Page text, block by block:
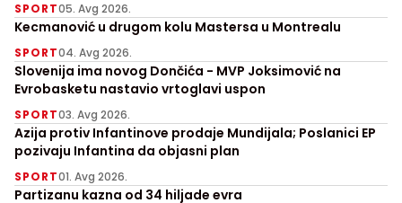
SPORT05. Avg 2026.
Kecmanović u drugom kolu Mastersa u Montrealu
SPORT04. Avg 2026.
Slovenija ima novog Dončića - MVP Joksimović na
Evrobasketu nastavio vrtoglavi uspon
SPORT03. Avg 2026.
Azija protiv Infantinove prodaje Mundijala; Poslanici EP
pozivaju Infantina da objasni plan
SPORT01. Avg 2026.
Partizanu kazna od 34 hiljade evra